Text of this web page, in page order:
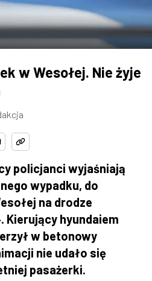
w Wesołej. Nie żyje
policjanci wyjaśniają
wypadku, do
na drodze
Kierujący hyundaiem
w betonowy
nie udało się
pasażerki.